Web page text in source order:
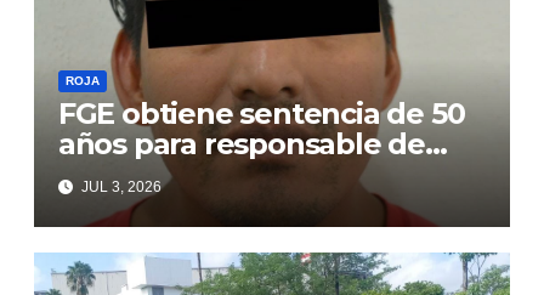
ROJA
FGE obtiene sentencia de 50
años para responsable de
secuestro agravado
JUL 3, 2026